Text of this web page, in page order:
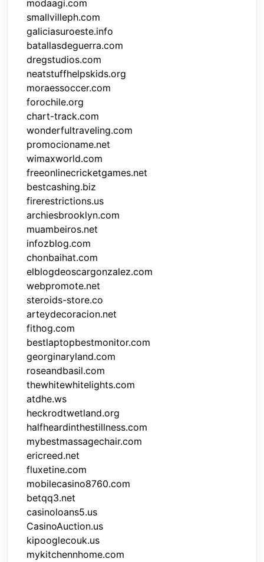
modaagi.com
smallvilleph.com
galiciasuroeste.info
batallasdeguerra.com
dregstudios.com
neatstuffhelpskids.org
moraessoccer.com
forochile.org
chart-track.com
wonderfultraveling.com
promocioname.net
wimaxworld.com
freeonlinecricketgames.net
bestcashing.biz
firerestrictions.us
archiesbrooklyn.com
muambeiros.net
infozblog.com
chonbaihat.com
elblogdeoscargonzalez.com
webpromote.net
steroids-store.co
arteydecoracion.net
fithog.com
bestlaptopbestmonitor.com
georginaryland.com
roseandbasil.com
thewhitewhitelights.com
atdhe.ws
heckrodtwetland.org
halfheardinthestillness.com
mybestmassagechair.com
ericreed.net
fluxetine.com
mobilecasino8760.com
betqq3.net
casinoloans5.us
CasinoAuction.us
kipooglecouk.us
mykitchennhome.com